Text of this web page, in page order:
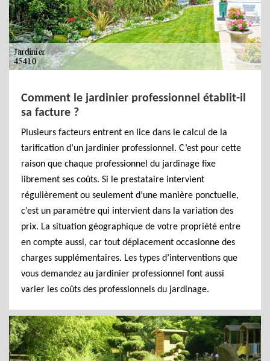
Comment le jardinier professionnel établit-il
sa facture ?
Plusieurs facteurs entrent en lice dans le calcul de la
tarification d‘un jardinier professionnel. C’est pour cette
raison que chaque professionnel du jardinage fixe
librement ses coûts. Si le prestataire intervient
régulièrement ou seulement d’une manière ponctuelle,
c’est un paramètre qui intervient dans la variation des
prix. La situation géographique de votre propriété entre
en compte aussi, car tout déplacement occasionne des
charges supplémentaires. Les types d’interventions que
vous demandez au jardinier professionnel font aussi
varier les coûts des professionnels du jardinage.